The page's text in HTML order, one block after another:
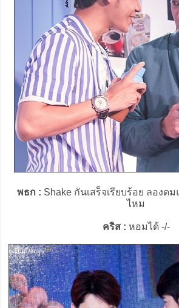
พธก : Shake กันเสร็จเรียบร้อย ลองด
ไหม
คริส : หอมได้ -/-